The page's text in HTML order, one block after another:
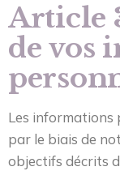
Article
de vos
Les informations
par le biais de
objectifs décrits